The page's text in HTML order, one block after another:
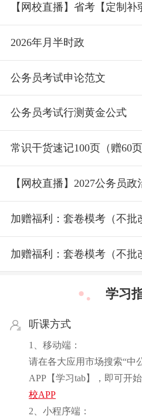
【网校直播】省考【定制补
2026年月半时政
公务员考试申论范文
公务员考试行测黄金公式
常识干货速记100页（赠60
【网校直播】2027公务员
加赠福利：套卷模考（不批
加赠福利：套卷模考（不批
学习
听课方式
1、移动端：
请在各大应用市场搜索“中
APP【学习tab】，即可开
校APP
2、小程序端：